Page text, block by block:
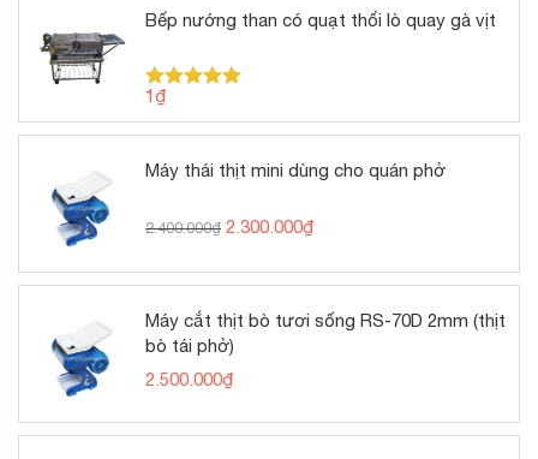
Bếp nướng than có quạt thổi lò quay gà vịt
Được xếp
hạng5.00
5 sao
1₫
Máy thái thịt mini dùng cho quán phở
2.400.000₫ Giá
là:
2.300.000₫Giá
tại
2.300.000₫.
Máy cắt thịt bò tươi sống RS-70D 2mm (thịt
bò tái phở)
2.500.000₫